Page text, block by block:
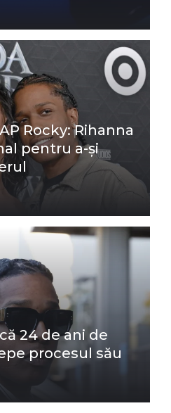
Rocky: Rihanna
pentru a-și
24 de ani de
procesul său